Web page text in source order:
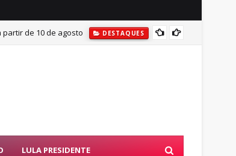
de 10 de agosto DESTAQUES
LULA PRESIDENTE